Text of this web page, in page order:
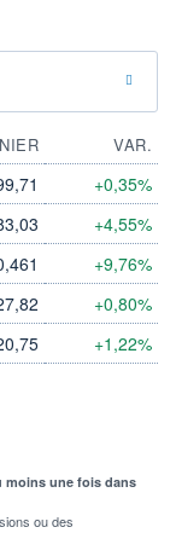
VAR.
+0,35%
+4,55%
+9,76%
+0,80%
+1,22%
moins une fois dans
ou des